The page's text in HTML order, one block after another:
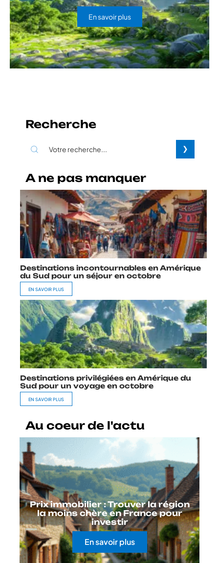
En savoir plus
Recherche
A ne pas manquer
Destinations incontournables en Amérique
du Sud pour un séjour en octobre
EN SAVOIR PLUS
Destinations privilégiées en Amérique du
Sud pour un voyage en octobre
EN SAVOIR PLUS
Au coeur de l'actu
Prix immobilier : Trouver la région
la moins chère en France pour
investir
En savoir plus